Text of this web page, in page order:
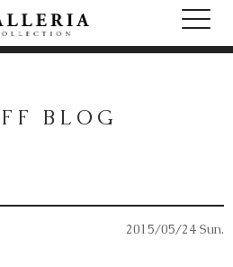
BLOG
2015/05/24 Sun.